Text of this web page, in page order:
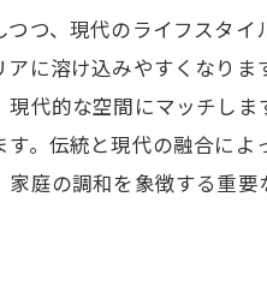
つ、現代のライフスタ
に溶け込みやすくなり
代的な空間にマッチし
。伝統と現代の融合に
庭の調和を象徴する重要